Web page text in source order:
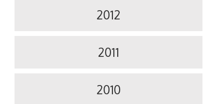
2012
2011
2010